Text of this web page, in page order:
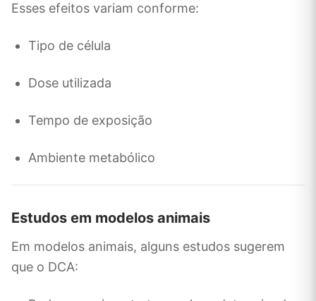
Esses efeitos variam conforme:
Tipo de célula
Dose utilizada
Tempo de exposição
Ambiente metabólico
Estudos em modelos animais
Em modelos animais, alguns estudos sugerem
que o DCA: